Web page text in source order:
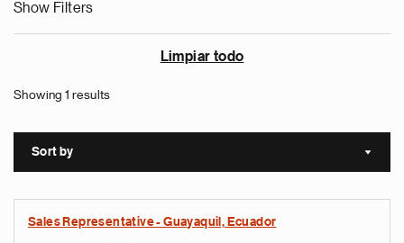
Show Filters
Limpiar todo
Showing 1 results
Sort by Sort
Sales Representative - Guayaquil, Ecuador